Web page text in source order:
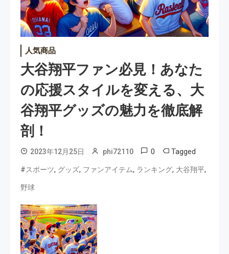
人気商品
大谷翔平ファン必見！あなた
の応援スタイルを変える、大
谷翔平グッズの魅力を徹底解
剖！
2023年12月25日 phi72110 0 Tagged
#スポーツ, グッズ, ファンアイテム, ランキング, 大谷翔平,
野球